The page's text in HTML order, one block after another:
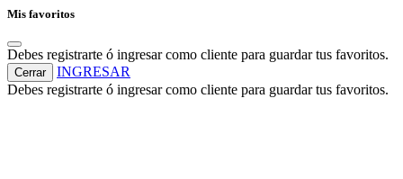
Mis favoritos
Debes registrarte ó ingresar como cliente para guardar tus favoritos.
Cerrar
INGRESAR
Debes registrarte ó ingresar como cliente para guardar tus favoritos.